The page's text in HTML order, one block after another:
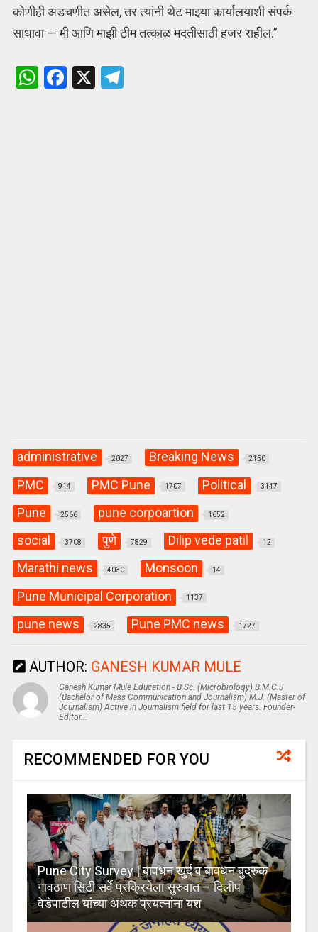
कोणीही अडचणीत असेल, तर त्यांनी थेट माझ्या कार्यालयाशी संपर्क
साधावा — मी आणि माझी टीम तत्काळ मदतीसाठी हजर राहील.”
W F X T
administrative 2027 Breaking News 2150
PMC 914 PMC Pune 1707 Political 3147
Pune 2566 pune corpoartion 1652
social 3708 पुणे 7829 Dilip vede patil 12
Marathi news 4030 Monsoon 14
Pune Municipal Corporation 1137
pune news 2835 Pune PMC news 1727
AUTHOR: GANESH KUMAR MULE
Ganesh Kumar Mule Education - B.Sc. (Microbiology) B.M.C.J
(Bachelor of Mass Communication and Journalism) M.J. (Master of
Journalism) Active in Journalism field for last 15 years. Founder-
Editor...
RECOMMENDED FOR YOU
Pune City Survey | बावधन खुर्द व बावधन बुद्रुक
गावठाण सिटी सर्वे प्रक्रियेला सुरुवात – दिलीप
वेडेपाटील यांच्या अथक प्रयत्नांना यश